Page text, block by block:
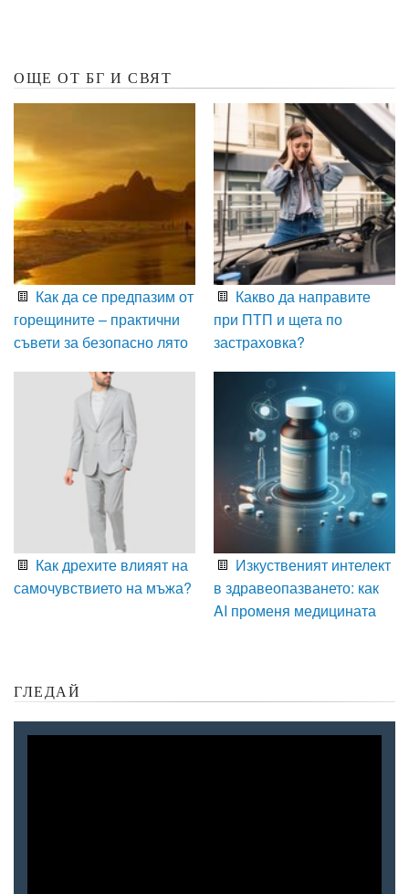
ОЩЕ ОТ БГ И СВЯТ
Как да се предпазим от
горещините – практични
съвети за безопасно лято
Какво да направите
при ПТП и щета по
застраховка?
Как дрехите влияят на
самочувствието на мъжа?
Изкуственият интелект
в здравеопазването: как
AI променя медицината
ГЛЕДАЙ